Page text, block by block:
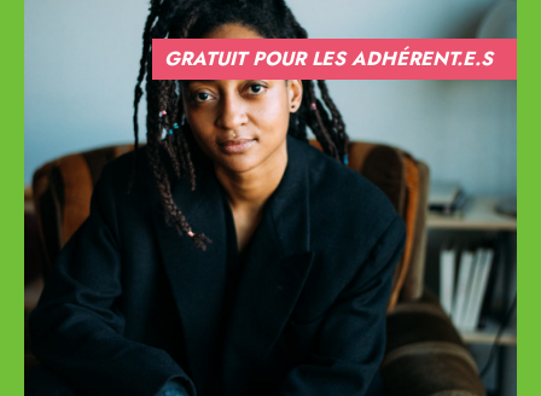
GRATUIT POUR LES ADHÉRENT.E.S